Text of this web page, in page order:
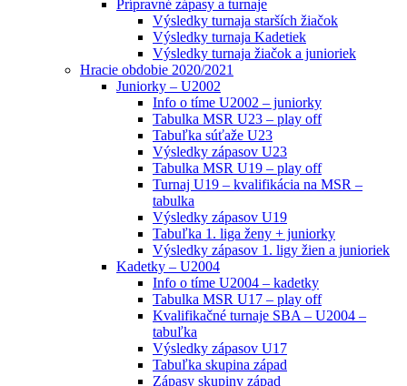
Prípravné zápasy a turnaje
Výsledky turnaja starších žiačok
Výsledky turnaja Kadetiek
Výsledky turnaja žiačok a junioriek
Hracie obdobie 2020/2021
Juniorky – U2002
Info o tíme U2002 – juniorky
Tabulka MSR U23 – play off
Tabuľka súťaže U23
Výsledky zápasov U23
Tabulka MSR U19 – play off
Turnaj U19 – kvalifikácia na MSR –
tabulka
Výsledky zápasov U19
Tabuľka 1. liga ženy + juniorky
Výsledky zápasov 1. ligy žien a junioriek
Kadetky – U2004
Info o tíme U2004 – kadetky
Tabulka MSR U17 – play off
Kvalifikačné turnaje SBA – U2004 –
tabuľka
Výsledky zápasov U17
Tabuľka skupina západ
Zápasy skupiny západ